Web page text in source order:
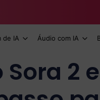
de IA Áudio com IA
2